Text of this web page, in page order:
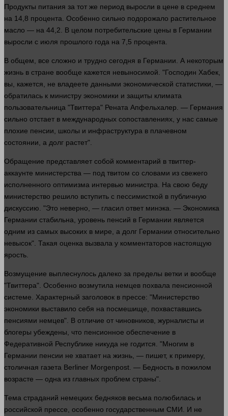
Продукты питания за тот же период выросли в цене в среднем
на 14,8 процента. Особенно сильно подорожало растительное
масло — на 44,2. В целом потребительские цены в Германии
выросли с июля прошлого года на 7,5 процента.
В общем, все сложно и трудно сегодня в Германии. А некоторым
жизнь в стране вообще кажется невыносимой. "Господин Хабек,
вы, кажется, не владеете данными экономической статистики, —
обратилась к министру экономики и защиты климата
пользовательница "Твиттера" Рената Апфельхалер. — Германия
сильно отстает в международных сопоставлениях, у нас самые
плохие пенсии, школы и инфраструктура в плачевном
состоянии, а долг растет".
Обращение представляет собой комментарий в твиттер-
аккаунте министерства — под твитом со словами из свежего
исполненного оптимизма интервью министра. На свою беду
министерство решило вступить с пессимисткой в публичную
дискуссию. "Это неверно, — гласил ответ минэка. — Экономика
Германии стабильна, уровень пенсий в Германии является
одним из самых высоких в мире, а долг Германии относительно
невысок". Такая оценка вызвала у комментаторов настоящую
ярость.
Возмущение выплеснулось далеко за пределы ветки и вообще
"Твиттера". Особенно возмутила немцев похвала пенсионной
системе. Характерный заголовок в прессе: "Министерство
экономики выставило себя на посмешище, похваставшись
пенсиями немцев". В отличие от чиновников, журналисты и
блогеры убеждены, что пенсионное обеспечение в
Федеративной Республике никуда не годится. "Многим в
Германии пенсии не хватает на жизнь , — пишет, к примеру,
столичная газета Berliner Morgenpost. — Бедность в пожилом
возрасте — одна из главных проблем страны".
Тема страданий немецких бедняков весьма полюбилась и
российской прессе, особенно государственным СМИ. И не